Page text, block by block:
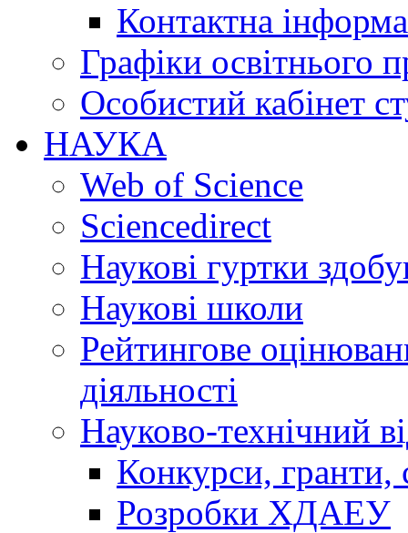
Контактна
Графіки освітнього
Особистий кабінет
НАУКА
Web of Science
Sciencedirect
Наукові гуртки
Наукові школи
Рейтингове
діяльності
Науково-технічний
Конкурси, гранти,
Розробки ХДАЕУ